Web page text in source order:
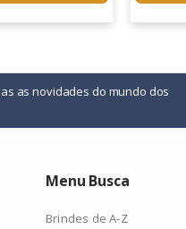
as novidades do mundo dos
Menu Busca
Brindes de A-Z